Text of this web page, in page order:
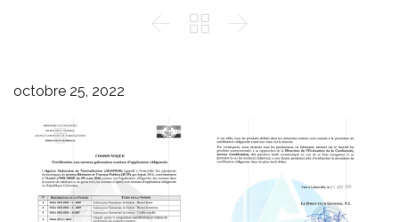
  
octobre 25, 2022